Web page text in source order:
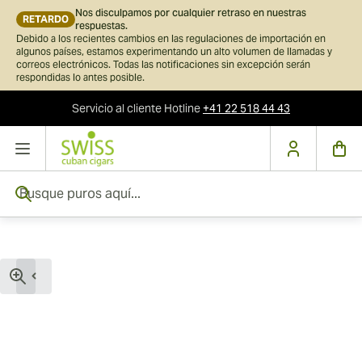
RETARDO
Nos disculpamos por cualquier retraso en nuestras
respuestas.
Debido a los recientes cambios en las regulaciones de importación en
algunos países, estamos experimentando un alto volumen de llamadas y
correos electrónicos. Todas las notificaciones sin excepción serán
respondidas lo antes posible.
Servicio al cliente Hotline+41 22 518 44 43